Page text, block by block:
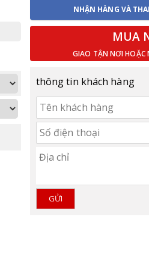
NHẬN HÀNG VÀ
MUA
GIAO TẬN NƠI HOẶC
thông tin khách hàng
GỬI